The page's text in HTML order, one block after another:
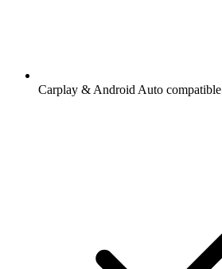
Carplay & Android Auto compatible